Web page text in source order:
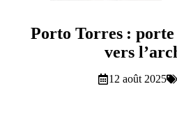
Porto Torres : porte
vers
12 août 2025